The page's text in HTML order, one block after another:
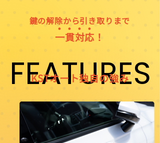
鍵の解除から引き取りまで
一貫対応！
・・・・
FEATURES
FEATURES
KSTオート独自の強み